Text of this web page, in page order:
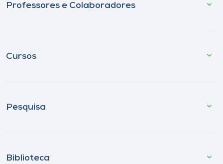
Professores e Colaboradores
Cursos
Pesquisa
Biblioteca